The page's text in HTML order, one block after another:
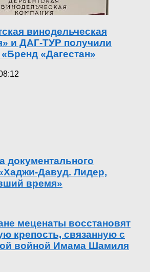
винодельческая
и ДАГ-ТУР получили
«Дагестан»
документального
Давуд. Лидер,
время»
меценаты восстановят
крепость, связанную с
войной Имама Шамиля